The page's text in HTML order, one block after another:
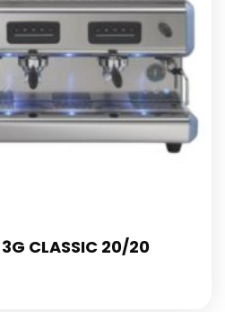
CLASSIC 20/20